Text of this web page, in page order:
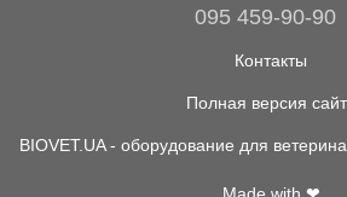
095 459-90-90
Контакты
Полная версия
BIOVET.UA - оборудование для